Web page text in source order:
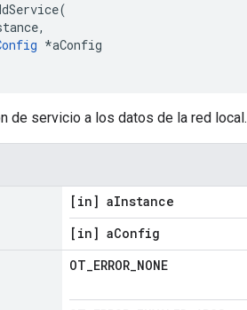
(
,
*aConfig
de servicio a los datos de la red local.
[in] aInstance
[in] aConfig
OT_ERROR_NONE